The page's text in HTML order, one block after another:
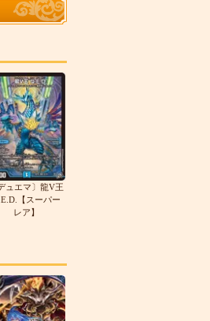
ュエマ〕龍V王
【スーパー
レア】